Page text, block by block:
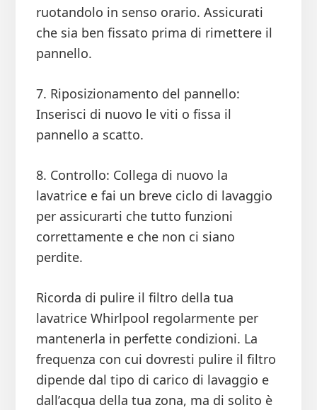
ruotandolo in senso orario. Assicurati
che sia ben fissato prima di rimettere il
pannello.
7. Riposizionamento del pannello:
Inserisci di nuovo le viti o fissa il
pannello a scatto.
8. Controllo: Collega di nuovo la
lavatrice e fai un breve ciclo di lavaggio
per assicurarti che tutto funzioni
correttamente e che non ci siano
perdite.
Ricorda di pulire il filtro della tua
lavatrice Whirlpool regolarmente per
mantenerla in perfette condizioni. La
frequenza con cui dovresti pulire il filtro
dipende dal tipo di carico di lavaggio e
dall’acqua della tua zona, ma di solito è